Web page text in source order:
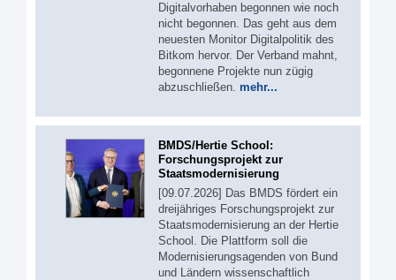
Digitalvorhaben begonnen wie noch
nicht begonnen. Das geht aus dem
neuesten Monitor Digitalpolitik des
Bitkom hervor. Der Verband mahnt,
begonnene Projekte nun zügig
abzuschließen. mehr...
BMDS/Hertie School:
Forschungsprojekt zur
Staatsmodernisierung
[09.07.2026] Das BMDS fördert ein
dreijähriges Forschungsprojekt zur
Staatsmodernisierung an der Hertie
School. Die Plattform soll die
Modernisierungsagenden von Bund
und Ländern wissenschaftlich